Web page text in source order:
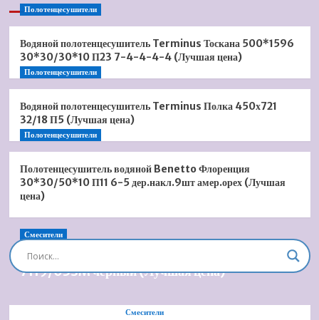
Полотенцесушители
Водяной полотенцесушитель Terminus Тоскана 500*1596
30*30/30*10 П23 7-4-4-4-4 (Лучшая цена)
Полотенцесушители
Водяной полотенцесушитель Terminus Полка 450х721
32/18 П5 (Лучшая цена)
Полотенцесушители
Полотенцесушитель водяной Benetto Флоренция
30*30/50*10 П11 6-5 дер.накл.9шт амер.орех (Лучшая
цена)
Смесители
Душевая система встроенная Timo Briana SX-
7119/03SM черный (Лучшая цена)
Смесители